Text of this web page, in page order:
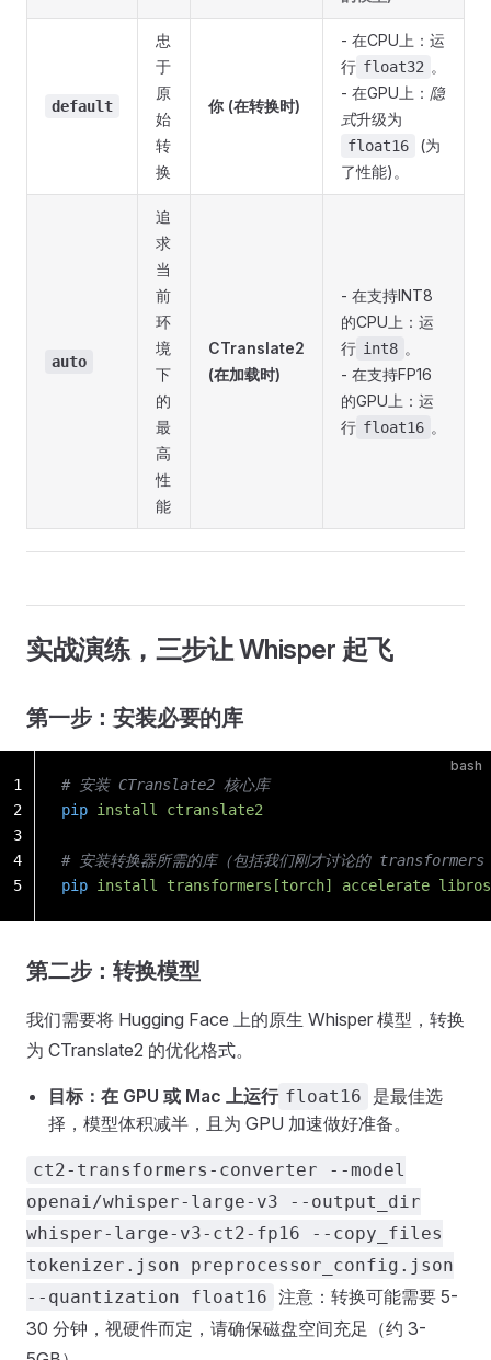
default
忠
于
原
始
转
换
你 (在转换时)
- 在CPU上：运
行 float32 。
- 在GPU上： 隐
式升级为
float16
(为
了性能)。
auto
追
求
当
前
环
境
下
的
最
高
性
能
CTranslate2
(在加载时)
- 在支持INT8
的CPU上：运
行 int8 。
- 在支持FP16
的GPU上：运
行 float16 。
实战演练，三步让 Whisper 起飞
第一步：安装必要的库
bash
# 安装 CTranslate2 核心库
pip install ctranslate2
# 安装转换器所需的库（包括我们刚才讨论的 transformers
pip install transformers[torch] accelerate
1
2
3
4
5
第二步：转换模型
我们需要将 Hugging Face 上的原生 Whisper 模型，转换
为 CTranslate2 的优化格式。
目标：在 GPU 或 Mac 上运行 float16
是最佳选
择，模型体积减半，且为 GPU 加速做好准备。
ct2-transformers-converter --model
openai/whisper-large-v3 --output_dir
whisper-large-v3-ct2-fp16 --copy_files
tokenizer.json preprocessor_config.json
--quantization float16 注意：转换可能需要 5-
30 分钟，视硬件而定，请确保磁盘空间充足（约 3-